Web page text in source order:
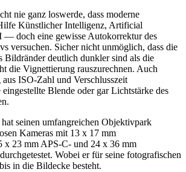
nie ganz loswerde, dass moderne
Künstlicher Intelligenz, Artificial
doch eine gewisse Autokorrektur des
versuchen. Sicher nicht unmöglich, dass die
Bildränder deutlich dunkler sind als die
die Vignettierung rauszurechnen. Auch
ISO-Zahl und Verschlusszeit
Blende oder gar Lichtstärke des
seinen umfangreichen Objektivpark
Kameras mit 13 x 17 mm
x 23 mm APS-C- und 24 x 36 mm
Wobei er für seine fotografischen
in die Bildecke besteht.